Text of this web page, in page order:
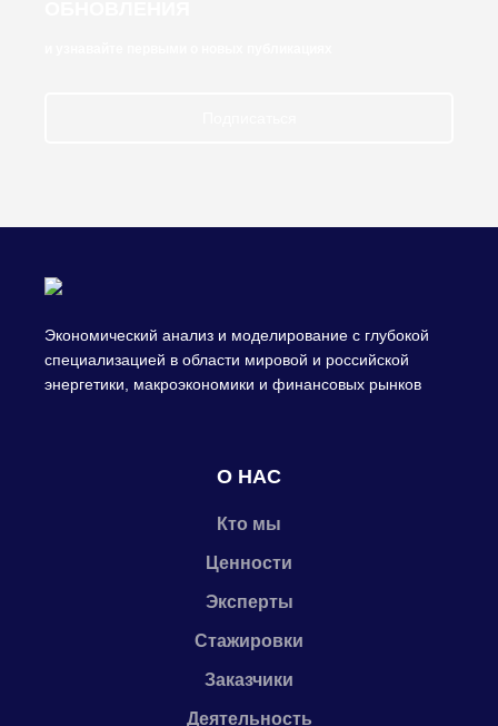
Экономический анализ и моделирование с глубокой
специализацией в области мировой и российской
энергетики, макроэкономики и финансовых рынков
О НАС
Кто мы
Ценности
Эксперты
Стажировки
Заказчики
Деятельность